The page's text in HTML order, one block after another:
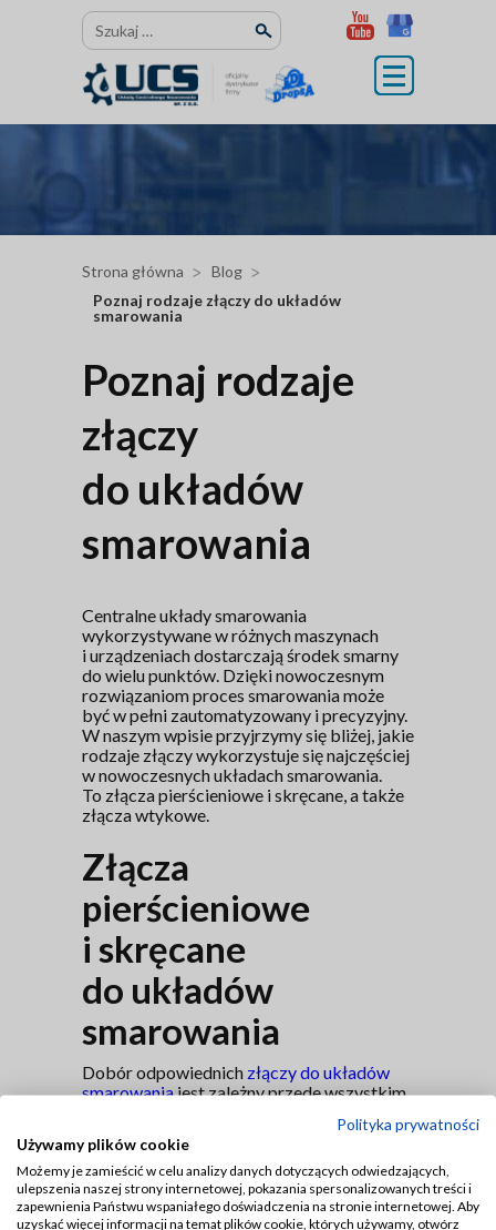
Szukaj:
Strona główna
Blog
Poznaj rodzaje złączy do układów
smarowania
Poznaj rodzaje
złączy
do układów
smarowania
Centralne układy smarowania
wykorzystywane w różnych maszynach
i urządzeniach dostarczają środek smarny
do wielu punktów. Dzięki nowoczesnym
rozwiązaniom proces smarowania może
być w pełni zautomatyzowany i precyzyjny.
W naszym wpisie przyjrzymy się bliżej, jakie
rodzaje złączy wykorzystuje się najczęściej
w nowoczesnych układach smarowania.
To złącza pierścieniowe i skręcane, a także
złącza wtykowe.
Złącza
pierścieniowe
i skręcane
do układów
smarowania
Dobór odpowiednich złączy do układów
smarowaniajest zależny przede wszystkim
pracy w całym układzie smarowania.
Najczęściej stosujemy kombinację
złączy pierścieniowych i złączy
skręcanych. Złącza pierścieniowe składają
się z trzech podstawowych elementów:
Polityka prywatności
Używamy plików cookie
Możemy je zamieścić w celu analizy danych dotyczących odwiedzających,
ulepszenia naszej strony internetowej, pokazania spersonalizowanych treści i
zapewnienia Państwu wspaniałego doświadczenia na stronie internetowej. Aby
uzyskać więcej informacji na temat plików cookie, których używamy, otwórz